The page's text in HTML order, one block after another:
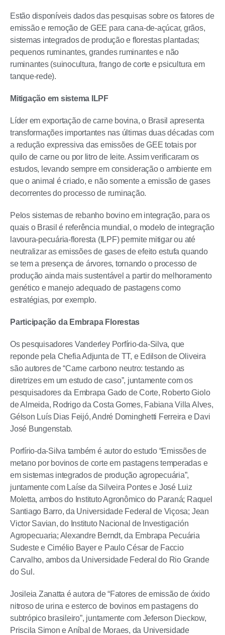
Estão disponíveis dados das pesquisas sobre os fatores de
emissão e remoção de GEE para cana-de-açúcar, grãos,
sistemas integrados de produção e florestas plantadas;
pequenos ruminantes, grandes ruminantes e não
ruminantes (suinocultura, frango de corte e psicultura em
tanque-rede).
Mitigação em sistema ILPF
Líder em exportação de carne bovina, o Brasil apresenta
transformações importantes nas últimas duas décadas com
a redução expressiva das emissões de GEE totais por
quilo de carne ou por litro de leite. Assim verificaram os
estudos, levando sempre em consideração o ambiente em
que o animal é criado, e não somente a emissão de gases
decorrentes do processo de ruminação.
Pelos sistemas de rebanho bovino em integração, para os
quais o Brasil é referência mundial, o modelo de integração
lavoura-pecuária-floresta (ILPF) permite mitigar ou até
neutralizar as emissões de gases de efeito estufa quando
se tem a presença de árvores, tornando o processo de
produção ainda mais sustentável a partir do melhoramento
genético e manejo adequado de pastagens como
estratégias, por exemplo.
Participação da Embrapa Florestas
Os pesquisadores Vanderley Porfírio-da-Silva, que
reponde pela Chefia Adjunta de TT, e Edilson de Oliveira
são autores de “Carne carbono neutro: testando as
diretrizes em um estudo de caso”, juntamente com os
pesquisadores da Embrapa Gado de Corte, Roberto Giolo
de Almeida, Rodrigo da Costa Gomes, Fabiana Villa Alves,
Gélson Luís Dias Feijó, André Dominghetti Ferreira e Davi
José Bungenstab.
Porfírio-da-Silva também é autor do estudo “Emissões de
metano por bovinos de corte em pastagens temperadas e
em sistemas integrados de produção agropecuária”,
juntamente com Laíse da Silveira Pontes e José Luiz
Moletta, ambos do Instituto Agronômico do Paraná; Raquel
Santiago Barro, da Universidade Federal de Viçosa; Jean
Victor Savian, do Instituto Nacional de Investigación
Agropecuaria; Alexandre Berndt, da Embrapa Pecuária
Sudeste e Cimélio Bayer e Paulo César de Faccio
Carvalho, ambos da Universidade Federal do Rio Grande
do Sul.
Josileia Zanatta é autora de “Fatores de emissão de óxido
nitroso de urina e esterco de bovinos em pastagens do
subtrópico brasileiro”, juntamente com Jeferson Dieckow,
Priscila Simon e Aníbal de Moraes, da Universidade